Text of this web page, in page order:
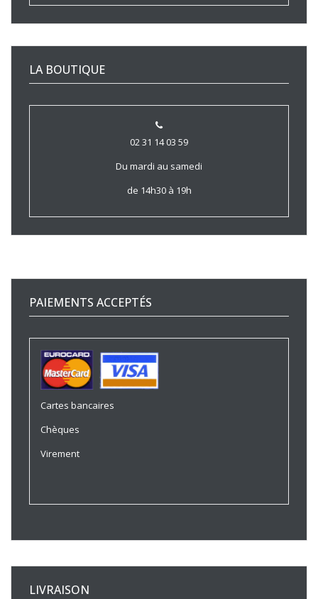
LA BOUTIQUE
02 31 14 03 59
Du mardi au samedi
de 14h30 à 19h
PAIEMENTS ACCEPTÉS
Cartes bancaires
Chèques
Virement
LIVRAISON